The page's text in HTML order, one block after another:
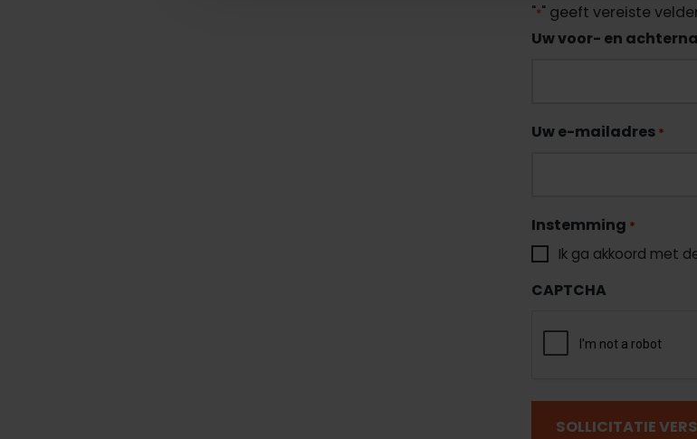
"*" geeft vereiste
Uw voor- en
Uw e-mailadres *
Instemming *
Ik ga akkoord met
CAPTCHA
SOLLICITATIE